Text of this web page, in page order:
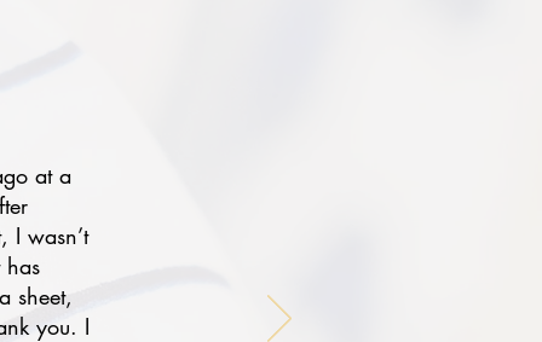
at a
I wasn’t
sheet,
you. I